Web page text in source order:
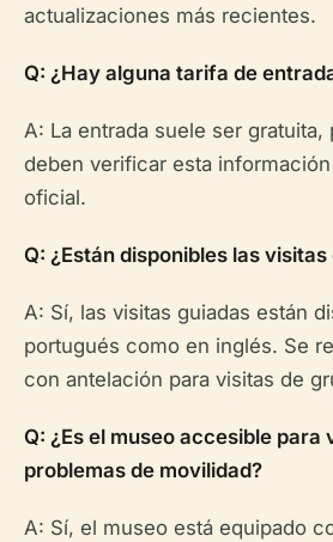
actualizaciones más recientes.
Q: ¿Hay alguna tarifa de
A: La entrada suele ser gratuita,
deben verificar esta
oficial.
Q: ¿Están disponibles las
A: Sí, las visitas guiadas están
portugués como en inglés. Se
con antelación para visitas de
Q: ¿Es el museo accesible para
problemas de movilidad?
A: Sí, el museo está equipado